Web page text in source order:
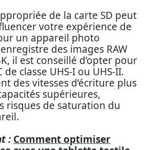
de la carte SD peut
votre expérience de
un appareil photo
des images RAW
il est conseillé d’opter pour
de classe UHS-I ou UHS-II.
des vitesses d’écriture plus
supérieures,
risques de saturation du
: Comment optimiser